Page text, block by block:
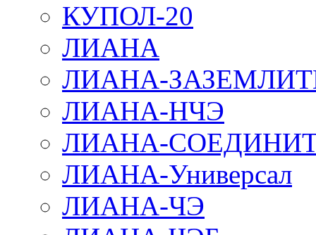
КУПОЛ-20
ЛИАНА
ЛИАНА-
ЛИАНА-НЧЭ
ЛИАНА-
ЛИАНА-Универсал
ЛИАНА-ЧЭ